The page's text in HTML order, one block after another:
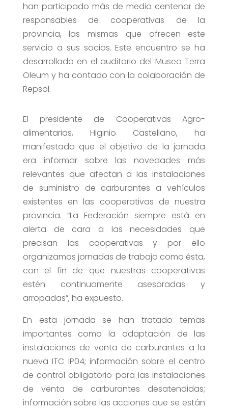
han participado más de medio centenar de
responsables de cooperativas de la
provincia, las mismas que ofrecen este
servicio a sus socios. Este encuentro se ha
desarrollado en el auditorio del Museo Terra
Oleum y ha contado con la colaboración de
Repsol.
El presidente de Cooperativas Agro-
alimentarias, Higinio Castellano, ha
manifestado que el objetivo de la jornada
era informar sobre las novedades más
relevantes que afectan a las instalaciones
de suministro de carburantes a vehículos
existentes en las cooperativas de nuestra
provincia. “La Federación siempre está en
alerta de cara a las necesidades que
precisan las cooperativas y por ello
organizamos jornadas de trabajo como ésta,
con el fin de que nuestras cooperativas
estén continuamente asesoradas y
arropadas”, ha expuesto.
En esta jornada se han tratado temas
importantes como la adaptación de las
instalaciones de venta de carburantes a la
nueva ITC IP04; información sobre el centro
de control obligatorio para las instalaciones
de venta de carburantes desatendidas;
información sobre las acciones que se están